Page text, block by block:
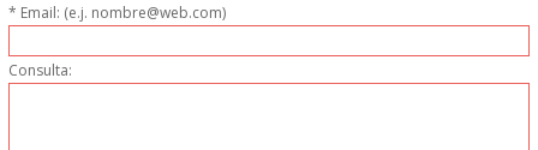
MENAJE DE COCINA
MAQUINARIA OTROS
* Email: (e.j. nombre@web.com)
Consulta: